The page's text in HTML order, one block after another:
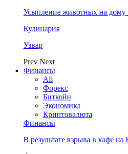
Усыпление животных на
Кулинария
Узвар
Prev Next
Финансы
All
Форекс
Биткойн
Экономика
Криптовалюта
Финансы
В результате взрыва в кафе